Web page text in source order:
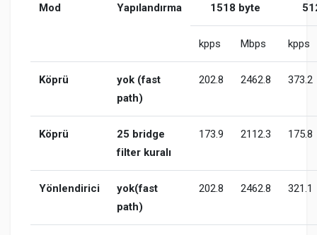
Mod Yapılandırma 1518 byte
kpps Mbps kpps
Köprü
yok (fast
path)
202.8 2462.8 373.2
Köprü
25 bridge
filter kuralı
173.9 2112.3 175.8
Yönlendirici
yok(fast
path)
202.8 2462.8 321.1